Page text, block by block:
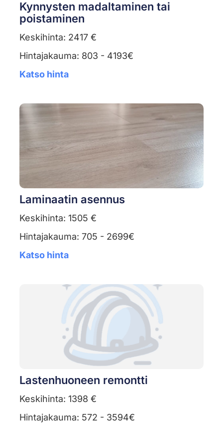
Kynnysten madaltaminen tai
poistaminen
Keskihinta: 2417 €
Hintajakauma: 803 - 4193€
Katso hinta
Laminaatin asennus
Keskihinta: 1505 €
Hintajakauma: 705 - 2699€
Katso hinta
Lastenhuoneen remontti
Keskihinta: 1398 €
Hintajakauma: 572 - 3594€